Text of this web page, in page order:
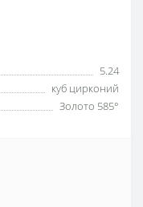
5.24
куб цирконий
Золото 585°